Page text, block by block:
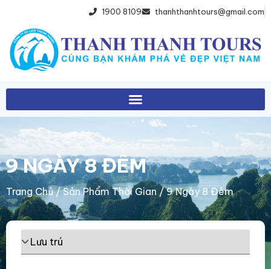
1900 8109 thanhthanhtours@gmail.com
9 NGÀY 8 ĐÊM
Trang Chủ/ Sản Phẩm Thời Gian / 9 Ngày 8 Đêm